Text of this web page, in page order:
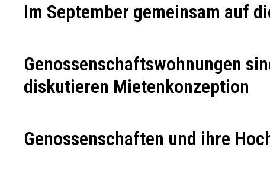
Im September gemeinsam auf
Genossenschaftswohnungen
diskutieren Mietenkonzeption
Genossenschaften und ihre